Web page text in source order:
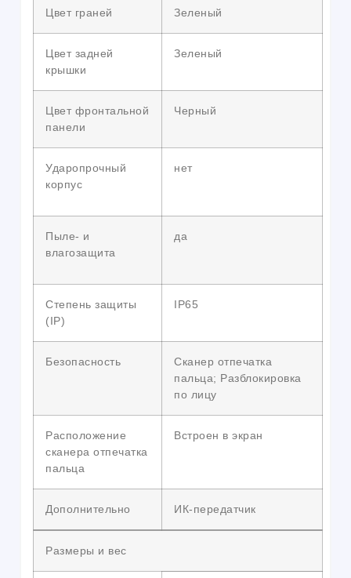
Цвет граней Зеленый
Цвет задней
крышки
Зеленый
Цвет фронтальной
панели
Черный
Ударопрочный
корпус
нет
Пыле- и
влагозащита
да
Степень защиты
(IP)
IP65
Безопасность
Сканер отпечатка
пальца; Разблокировка
по лицу
Расположение
сканера отпечатка
пальца
Встроен в экран
Дополнительно ИК-передатчик
Размеры и вес